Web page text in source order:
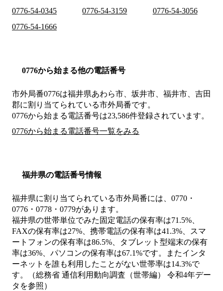
0776-54-0345
0776-54-3159
0776-54-3056
0776-54-1666
0776から始まる他の電話番号
市外局番0776は福井県あわら市、坂井市、福井市、吉田
郡に割り当てられている市外局番です。
0776から始まる電話番号は23,586件登録されています。
0776から始まる電話番号一覧をみる
福井県の電話番号情報
福井県に割り当てられている市外局番には、0770・
0776・0778・0779があります。
福井県の世帯単位でみた固定電話の保有率は71.5%、
FAXの保有率は27%、携帯電話の保有率は41.3%、スマ
ートフォンの保有率は86.5%、タブレット型端末の保有
率は36%、パソコンの保有率は67.1%です。またインタ
ーネットを誰も利用したことがない世帯率は14.3%で
す。（総務省 通信利用動向調査（世帯編） 令和4年デー
タを参照）